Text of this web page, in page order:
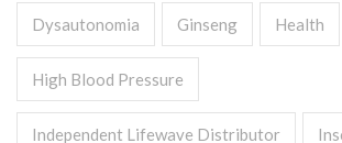
Dysautonomia Ginseng Health
High Blood Pressure
Independent Lifewave Distributor